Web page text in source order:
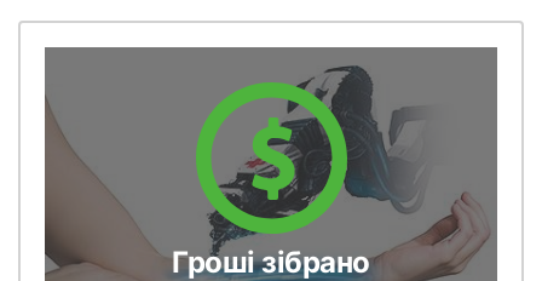
Гроші зібрано